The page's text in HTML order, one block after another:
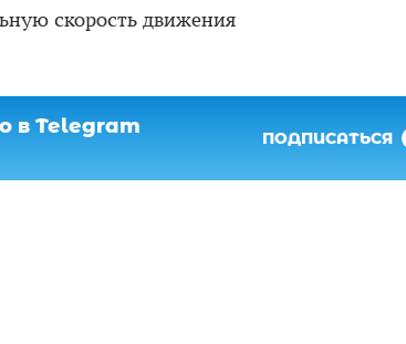
скорость движения
в Telegram
ПОДПИСАТЬСЯ